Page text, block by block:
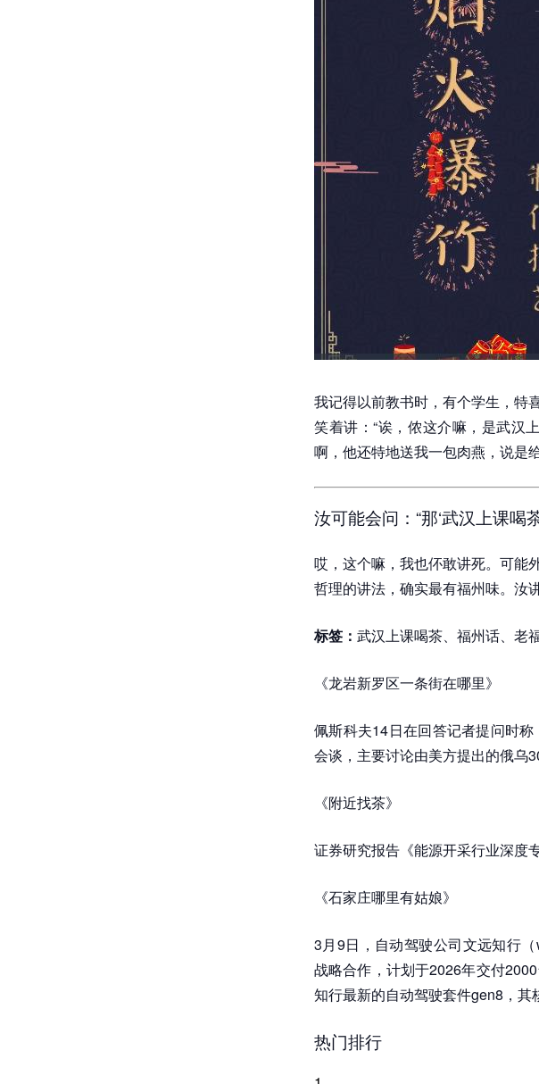
我记得以前教书时，有个学生，特
笑着讲：“诶，侬这介嘛，是武汉
啊，他还特地送我一包肉燕，说是
汝可能会问：“那‘武汉上课喝
哎，这个嘛，我也伓敢讲死。可能
哲理的讲法，确实最有福州味。汝
标签： 武汉上课喝茶、福州话、老
《龙岩新罗区一条街在哪里》
佩斯科夫14日在回答记者提问时
会谈，主要讨论由美方提出的俄乌
《附近找茶》
证券研究报告《能源开采行业深度
《石家庄哪里有姑娘》
3月9日，自动驾驶公司文远知行
战略合作，计划于2026年交付
知行最新的自动驾驶套件gen8，其
热门排行